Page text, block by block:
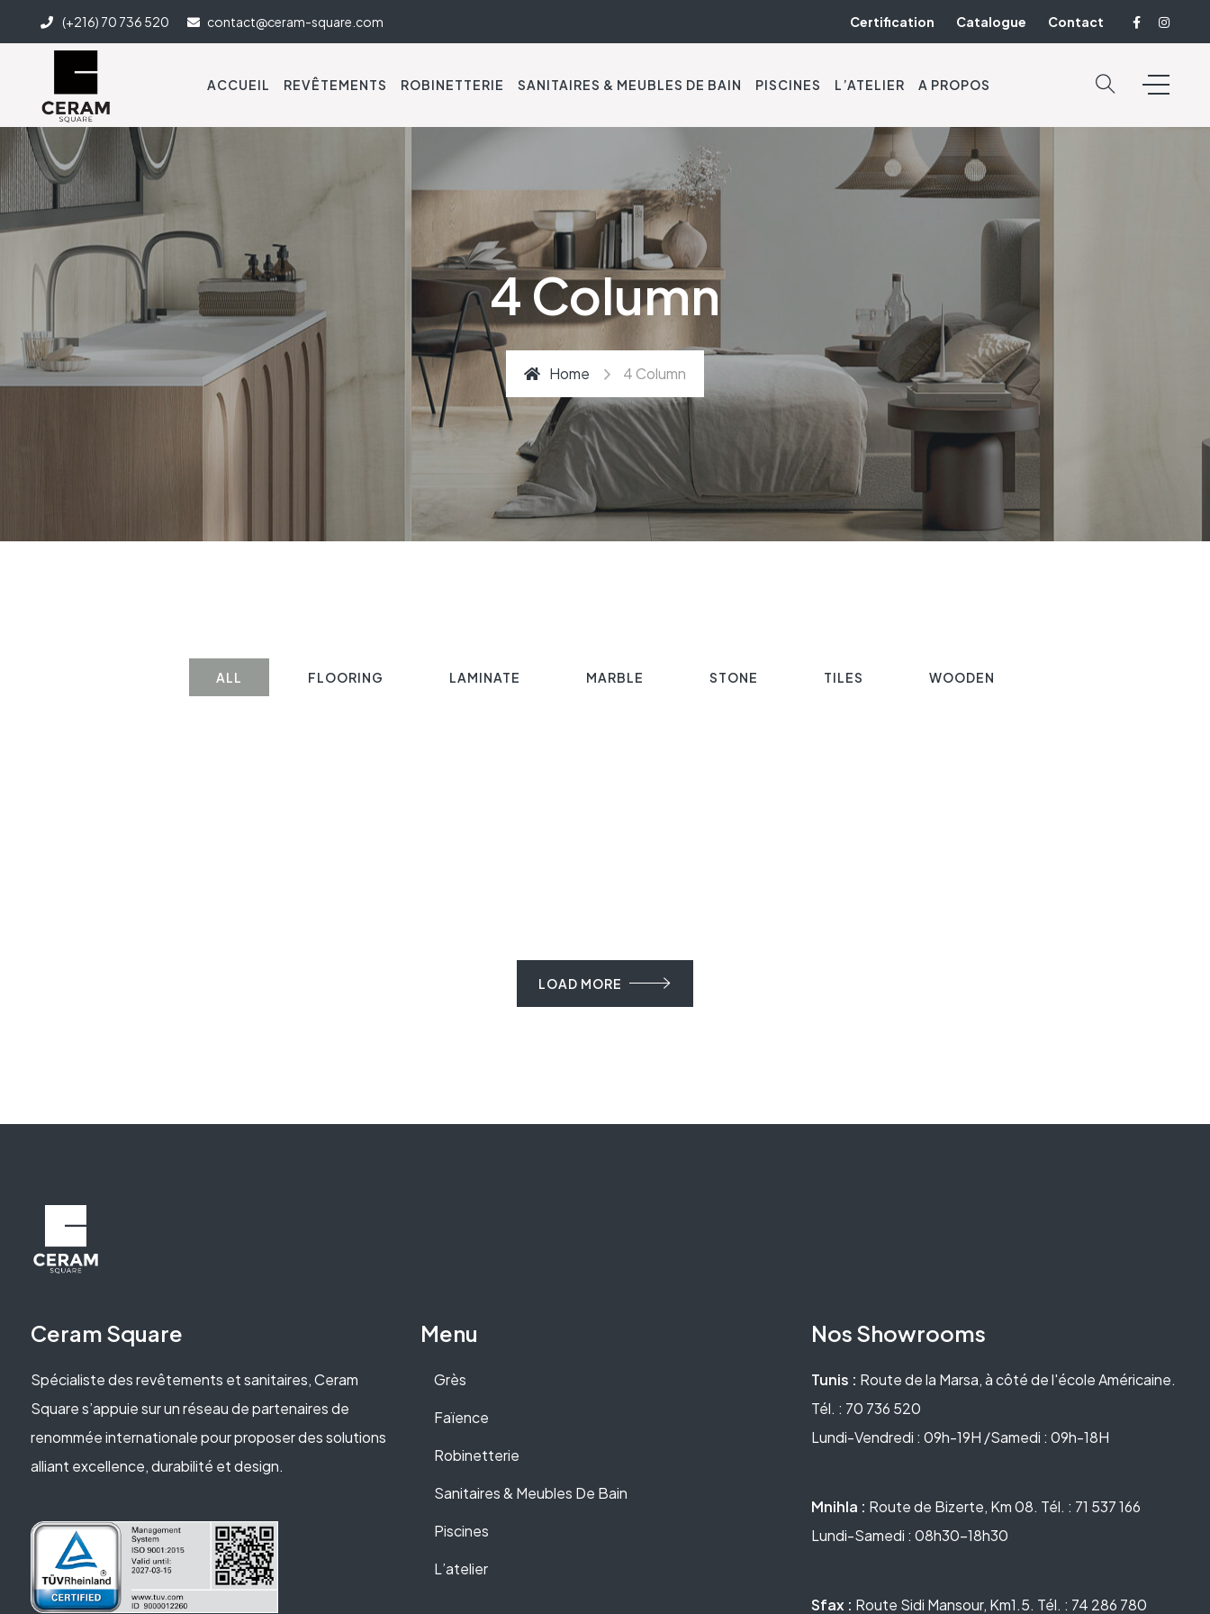
Certification Catalogue Contact
(+216) 70 736 520 contact@ceram-square.com
ACCUEIL REVÊTEMENTS ROBINETTERIE SANITAIRES & MEUBLES DE BAIN PISCINES L’ATELIER A PROPOS
4 Column
Home 4 Column
ALL FLOORING LAMINATE MARBLE STONE TILES WOODEN
LOAD MORE
Ceram Square
Spécialiste des revêtements et sanitaires, Ceram
Square s’appuie sur un réseau de partenaires de
renommée internationale pour proposer des solutions
alliant excellence, durabilité et design.
Menu
Grès
Faïence
Robinetterie
Sanitaires & Meubles De Bain
Piscines
L’atelier
Nos Showrooms
Tunis : Route de la Marsa, à côté de l'école Américaine.
Tél. : 70 736 520
Lundi-Vendredi : 09h-19H /Samedi : 09h-18H
Mnihla : Route de Bizerte, Km 08. Tél. : 71 537 166
Lundi-Samedi : 08h30-18h30
Sfax : Route Sidi Mansour, Km1.5. Tél. : 74 286 780